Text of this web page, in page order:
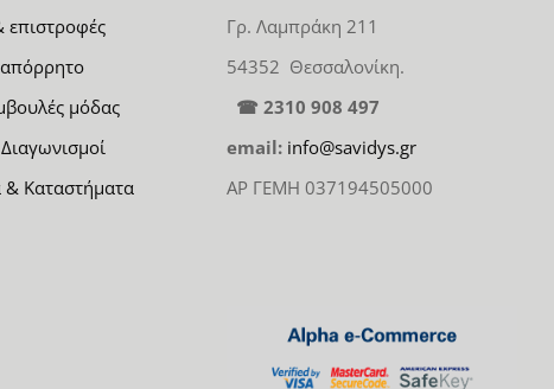
επιστροφές
μόδας
& Καταστήματα
Γρ. Λαμπράκη 211
54352 Θεσσαλονίκη.
☎ 2310 908 497
email: info@savidys.gr
ΑΡ ΓΕΜΗ 037194505000